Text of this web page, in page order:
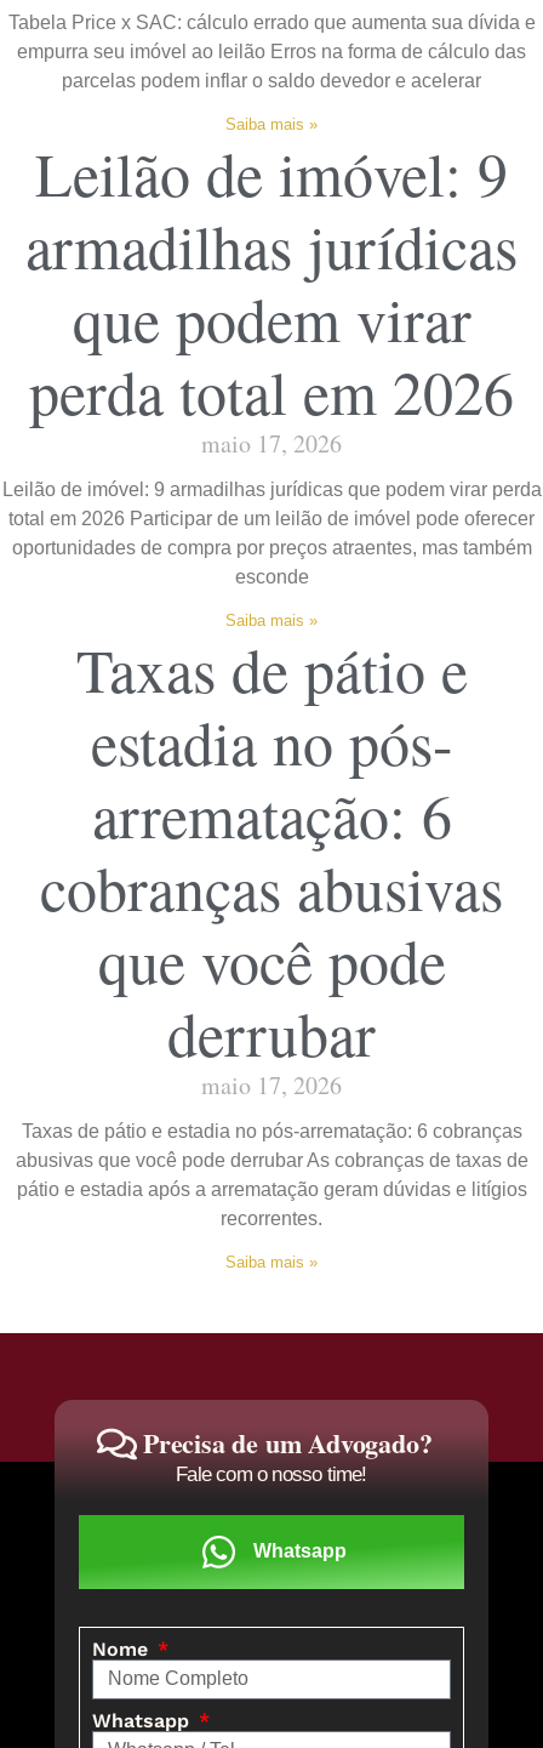
Tabela Price x SAC: cálculo errado que aumenta sua dívida e
empurra seu imóvel ao leilão Erros na forma de cálculo das
parcelas podem inflar o saldo devedor e acelerar
Saiba mais »
Leilão de imóvel: 9
armadilhas jurídicas
que podem virar
perda total em 2026
maio 17, 2026
Leilão de imóvel: 9 armadilhas jurídicas que podem virar perda
total em 2026 Participar de um leilão de imóvel pode oferecer
oportunidades de compra por preços atraentes, mas também
esconde
Saiba mais »
Taxas de pátio e
estadia no pós-
arrematação: 6
cobranças abusivas
que você pode
derrubar
maio 17, 2026
Taxas de pátio e estadia no pós-arrematação: 6 cobranças
abusivas que você pode derrubar As cobranças de taxas de
pátio e estadia após a arrematação geram dúvidas e litígios
recorrentes.
Saiba mais »
Precisa de um Advogado?
Fale com o nosso time!
Whatsapp
Nome
Whatsapp